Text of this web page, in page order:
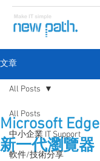
文章
All Posts
中小企業 IT Support
軟件/技術分享
All Posts
Microsoft
新一代瀏覽器